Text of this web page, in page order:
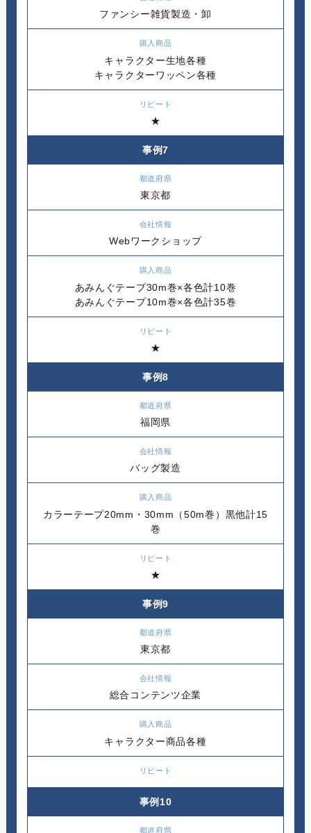
ファンシー雑貨製造・卸
キャラクター生地各種
キャラクターワッペン各種
★
事例7
東京都
Webワークショップ
あみんぐテープ30m巻×各色計10巻
あみんぐテープ10m巻×各色計35巻
★
事例8
福岡県
バッグ製造
カラーテープ20mm・30mm（50m巻）黒他計15
巻
★
事例9
東京都
総合コンテンツ企業
キャラクター商品各種
事例10